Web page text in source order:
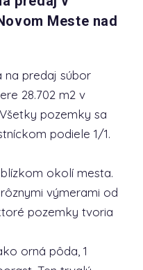
Meste nad
na predaj súbor
28.702 m2 v
pozemky sa
podiele 1/1.
okolí mesta.
výmerami od
pozemky tvoria
orná pôda, 1